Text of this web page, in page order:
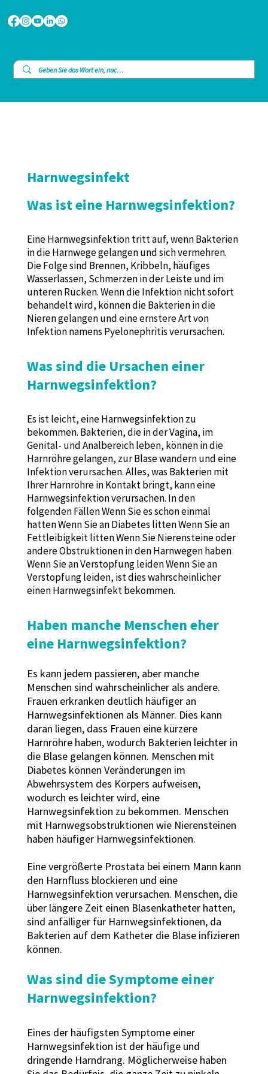
Harnwegsinfekt
Was ist eine Harnwegsinfektion?
Eine Harnwegsinfektion tritt auf, wenn Bakterien
in die Harnwege gelangen und sich vermehren.
Die Folge sind Brennen, Kribbeln, häufiges
Wasserlassen, Schmerzen in der Leiste und im
unteren Rücken. Wenn die Infektion nicht sofort
behandelt wird, können die Bakterien in die
Nieren gelangen und eine ernstere Art von
Infektion namens Pyelonephritis verursachen.
Was sind die Ursachen einer
Harnwegsinfektion?
Es ist leicht, eine Harnwegsinfektion zu
bekommen. Bakterien, die in der Vagina, im
Genital- und Analbereich leben, können in die
Harnröhre gelangen, zur Blase wandern und eine
Infektion verursachen. Alles, was Bakterien mit
Ihrer Harnröhre in Kontakt bringt, kann eine
Harnwegsinfektion verursachen. In den
folgenden Fällen Wenn Sie es schon einmal
hatten Wenn Sie an Diabetes litten Wenn Sie an
Fettleibigkeit litten Wenn Sie Nierensteine ​​oder
andere Obstruktionen in den Harnwegen haben
Wenn Sie an Verstopfung leiden Wenn Sie an
Verstopfung leiden, ist dies wahrscheinlicher
einen Harnwegsinfekt bekommen.
Haben manche Menschen eher
eine Harnwegsinfektion?
Es kann jedem passieren, aber manche
Menschen sind wahrscheinlicher als andere.
Frauen erkranken deutlich häufiger an
Harnwegsinfektionen als Männer. Dies kann
daran liegen, dass Frauen eine kürzere
Harnröhre haben, wodurch Bakterien leichter in
die Blase gelangen können. Menschen mit
Diabetes können Veränderungen im
Abwehrsystem des Körpers aufweisen,
wodurch es leichter wird, eine
Harnwegsinfektion zu bekommen. Menschen
mit Harnwegsobstruktionen wie Nierensteinen
haben häufiger Harnwegsinfektionen.
Eine vergrößerte Prostata bei einem Mann kann
den Harnfluss blockieren und eine
Harnwegsinfektion verursachen. Menschen, die
über längere Zeit einen Blasenkatheter hatten,
sind anfälliger für Harnwegsinfektionen, da
Bakterien auf dem Katheter die Blase infizieren
können.
Was sind die Symptome einer
Harnwegsinfektion?
Eines der häufigsten Symptome einer
Harnwegsinfektion ist der häufige und
dringende Harndrang. Möglicherweise haben